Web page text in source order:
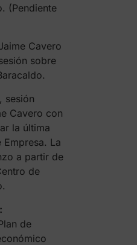
(Pendiente
Cavero
sobre
, sesión
Cavero con
la última
Empresa. La
a partir de
de
de